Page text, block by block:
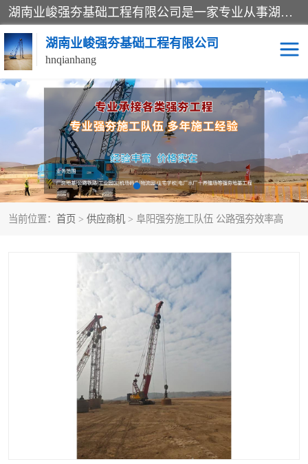
湖南业峻强夯基础工程有限公司是一家专业从事湖南强夯基础工程、强夯机租赁，地基处理的施工单位。业务覆盖：湖南、广东，江西等地。可承接1000KN.m-25000KN.m强夯（置换）工程。公司创始人是国内较早期从事强夯施工的建设者，经过多年的一步一个脚印的发展，在行业内具有较高的度和良好的口碑。
湖南业峻强夯基础工程有限公司
hnqianhang
当前位置： 首页 > 供应商机 > 阜阳强夯施工队伍 公路强夯效率高
强夯施工案例 强夯机租赁
强夯施工工程 强夯施工队伍
强夯队伍